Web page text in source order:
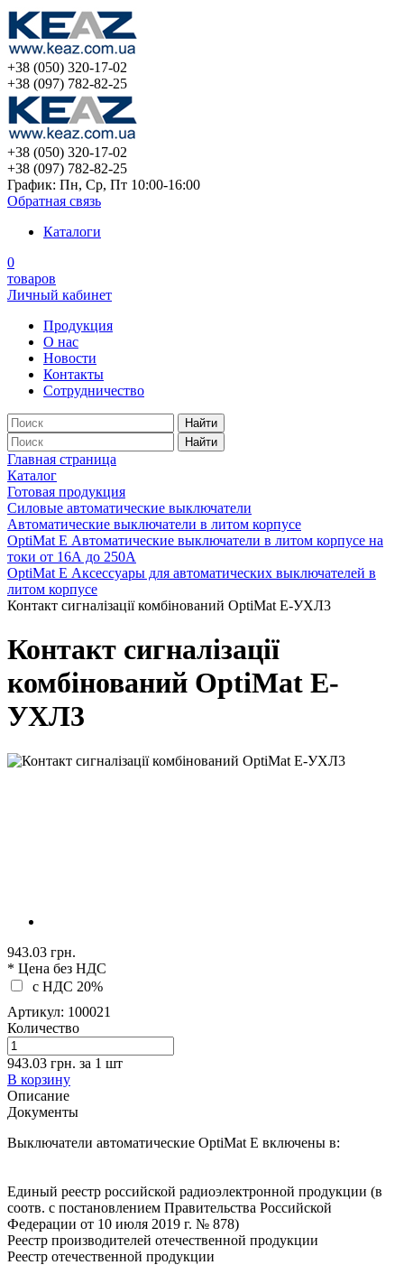
+38 (050) 320-17-02
+38 (097) 782-82-25
+38 (050) 320-17-02
+38 (097) 782-82-25
График: Пн, Ср, Пт 10:00-16:00
Обратная связь
Каталоги
0
товаров
Личный кабинет
Продукция
О нас
Новости
Контакты
Сотрудничество
Найти
Найти
Главная страница
Каталог
Готовая продукция
Силовые автоматические выключатели
Автоматические выключатели в литом корпусе
OptiMat E Автоматические выключатели в литом корпусе на
токи от 16А до 250А
OptiMat E Аксессуары для автоматических выключателей в
литом корпусе
Контакт сигналізації комбінований OptiMat E-УХЛ3
Контакт сигналізації
комбінований OptiMat E-
УХЛ3
943.03 грн.
* Цена без НДС
c НДС 20%
Артикул: 100021
Количество
943.03 грн. за 1 шт
В корзину
Описание
Документы
Выключатели автоматические OptiMat E включены в:
Единый реестр российской радиоэлектронной продукции (в
соотв. с постановлением Правительства Российской
Федерации от 10 июля 2019 г. № 878)
Реестр производителей отечественной продукции
Реестр отечественной продукции